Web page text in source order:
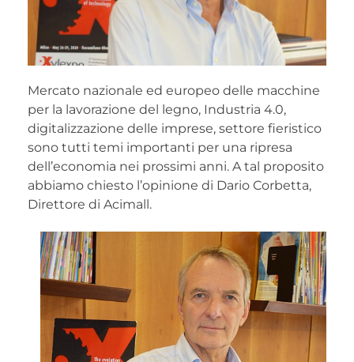
Mercato nazionale ed europeo delle macchine
per la lavorazione del legno, Industria 4.0,
digitalizzazione delle imprese, settore fieristico
sono tutti temi importanti per una ripresa
dell’economia nei prossimi anni. A tal proposito
abbiamo chiesto l’opinione di Dario Corbetta,
Direttore di Acimall.